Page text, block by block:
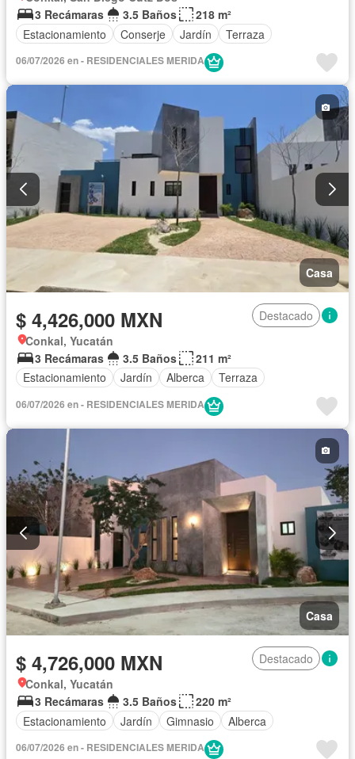
3 Recámaras
3.5 Baños
218 m²
Estacionamiento
Conserje Jardín Terraza
06/07/2026 en - RESIDENCIALES MERIDA
Casa
$ 4,426,000 MXN
Destacado
Conkal, Yucatán
3 Recámaras
3.5 Baños
211 m²
Estacionamiento
Jardín Alberca Terraza
06/07/2026 en - RESIDENCIALES MERIDA
Casa
$ 4,726,000 MXN
Destacado
Conkal, Yucatán
3 Recámaras
3.5 Baños
220 m²
Estacionamiento
Jardín Gimnasio Alberca
06/07/2026 en - RESIDENCIALES MERIDA